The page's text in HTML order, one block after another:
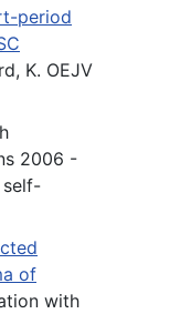
period
K. OEJV
2006 -
self-
of
with